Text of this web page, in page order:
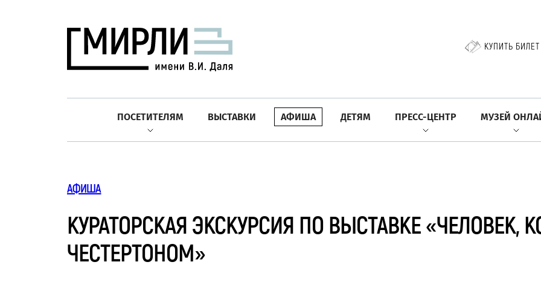
КУПИТЬ БИЛЕТ
ПОСЕТИТЕЛЯМ ВЫСТАВКИ АФИША ДЕТЯМ ПРЕСС-ЦЕНТР МУЗЕЙ
АФИША
КУРАТОРСКАЯ ЭКСКУРСИЯ ПО ВЫСТАВКЕ «ЧЕЛОВЕК,
ЧЕСТЕРТОНОМ»